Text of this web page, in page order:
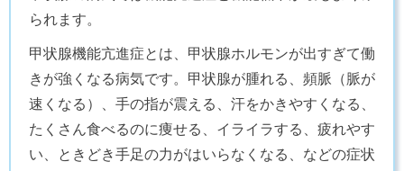
られます。
甲状腺機能亢進症とは、甲状腺ホルモンが出すぎて働
きが強くなる病気です。甲状腺が腫れる、頻脈（脈が
速くなる）、手の指が震える、汗をかきやすくなる、
たくさん食べるのに痩せる、イライラする、疲れやす
い、ときどき手足の力がはいらなくなる、などの症状